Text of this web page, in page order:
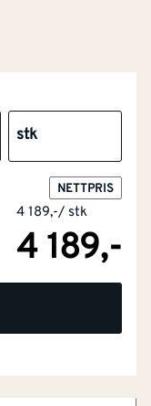
stk
NETTPRIS
4 189,-/ stk
4 189,-